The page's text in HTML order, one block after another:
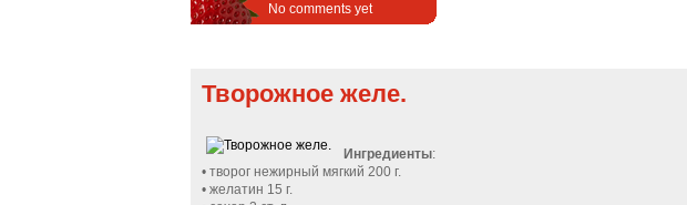
No comments yet
Творожное желе.
Ингредиенты:
• творог нежирный мягкий 200 г.
• желатин 15 г.